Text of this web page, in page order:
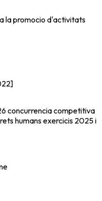
la promocio d'activitats
concurrencia competitiva
humans exercicis 2025 i